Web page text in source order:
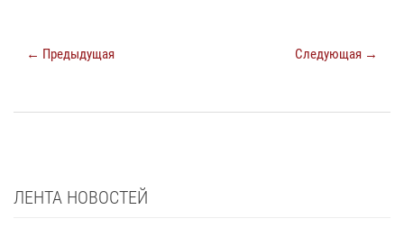
← Предыдущая Следующая →
ЛЕНТА НОВОСТЕЙ